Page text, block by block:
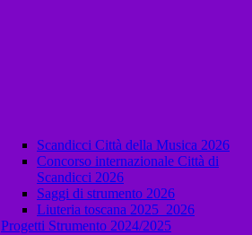
Scandicci Città della Musica 2026
Concorso internazionale Città di
Scandicci 2026
Saggi di strumento 2026
Liuteria toscana 2025_2026
Progetti Strumento 2024/2025